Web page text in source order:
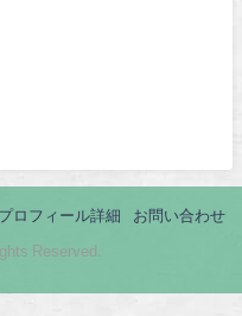
プロフィール詳細 お問い合わせ
Reserved.